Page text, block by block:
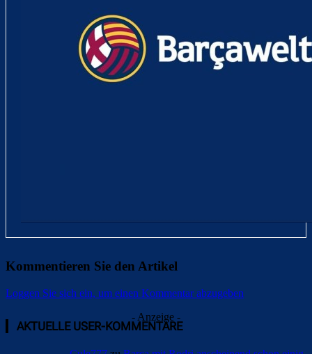
Kommentieren Sie den Artikel
Loggen Sie sich ein, um einen Kommentar abzugeben
- Anzeige -
AKTUELLE USER-KOMMENTARE